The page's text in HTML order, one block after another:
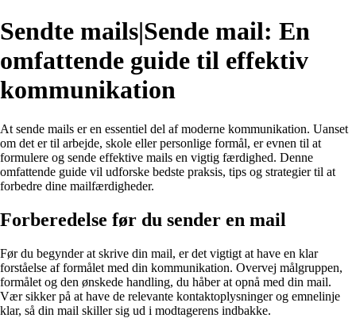
Sendte mails|Sende mail: En
omfattende guide til effektiv
kommunikation
At sende mails er en essentiel del af moderne kommunikation. Uanset
om det er til arbejde, skole eller personlige formål, er evnen til at
formulere og sende effektive mails en vigtig færdighed. Denne
omfattende guide vil udforske bedste praksis, tips og strategier til at
forbedre dine mailfærdigheder.
Forberedelse før du sender en mail
Før du begynder at skrive din mail, er det vigtigt at have en klar
forståelse af formålet med din kommunikation. Overvej målgruppen,
formålet og den ønskede handling, du håber at opnå med din mail.
Vær sikker på at have de relevante kontaktoplysninger og emnelinje
klar, så din mail skiller sig ud i modtagerens indbakke.